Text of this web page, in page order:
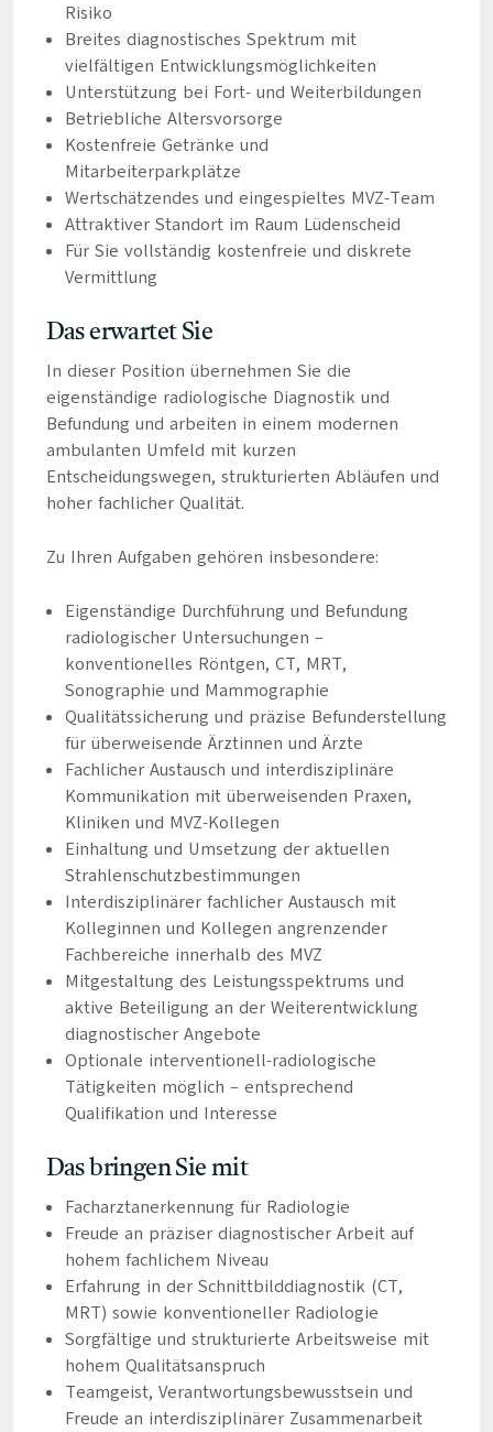
Risiko
Breites diagnostisches Spektrum mit
vielfältigen Entwicklungsmöglichkeiten
Unterstützung bei Fort- und Weiterbildungen
Betriebliche Altersvorsorge
Kostenfreie Getränke und
Mitarbeiterparkplätze
Wertschätzendes und eingespieltes MVZ-Team
Attraktiver Standort im Raum Lüdenscheid
Für Sie vollständig kostenfreie und diskrete
Vermittlung
Das erwartet Sie
In dieser Position übernehmen Sie die
eigenständige radiologische Diagnostik und
Befundung und arbeiten in einem modernen
ambulanten Umfeld mit kurzen
Entscheidungswegen, strukturierten Abläufen und
hoher fachlicher Qualität.
Zu Ihren Aufgaben gehören insbesondere:
Eigenständige Durchführung und Befundung
radiologischer Untersuchungen –
konventionelles Röntgen, CT, MRT,
Sonographie und Mammographie
Qualitätssicherung und präzise Befunderstellung
für überweisende Ärztinnen und Ärzte
Fachlicher Austausch und interdisziplinäre
Kommunikation mit überweisenden Praxen,
Kliniken und MVZ-Kollegen
Einhaltung und Umsetzung der aktuellen
Strahlenschutzbestimmungen
Interdisziplinärer fachlicher Austausch mit
Kolleginnen und Kollegen angrenzender
Fachbereiche innerhalb des MVZ
Mitgestaltung des Leistungsspektrums und
aktive Beteiligung an der Weiterentwicklung
diagnostischer Angebote
Optionale interventionell-radiologische
Tätigkeiten möglich – entsprechend
Qualifikation und Interesse
Das bringen Sie mit
Facharztanerkennung für Radiologie
Freude an präziser diagnostischer Arbeit auf
hohem fachlichem Niveau
Erfahrung in der Schnittbilddiagnostik (CT,
MRT) sowie konventioneller Radiologie
Sorgfältige und strukturierte Arbeitsweise mit
hohem Qualitätsanspruch
Teamgeist, Verantwortungsbewusstsein und
Freude an interdisziplinärer Zusammenarbeit